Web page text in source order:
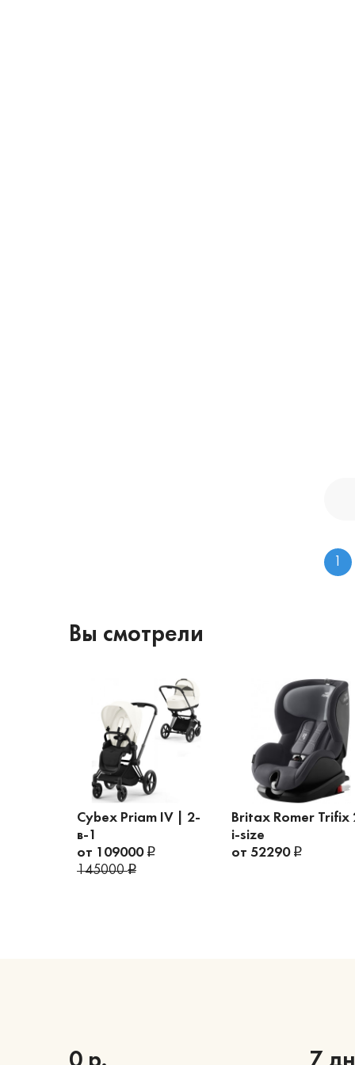
Вы смотрели
Cybex Priam IV | 2-
в-1
от 109000
145000
Britax Romer Trifix
i-size
от 52290